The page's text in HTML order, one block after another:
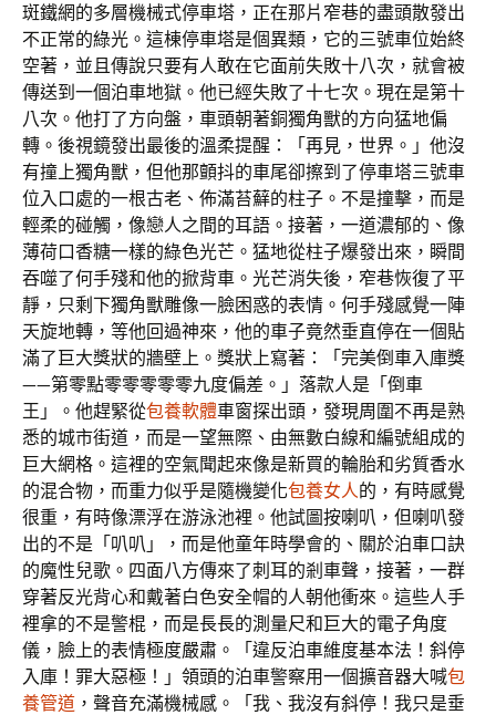
斑鐵網的多層機械式停車塔，正在那片窄巷的盡頭散發出
不正常的綠光。這棟停車塔是個異類，它的三號車位始終
空著，並且傳說只要有人敢在它面前失敗十八次，就會被
傳送到一個泊車地獄。他已經失敗了十七次。現在是第十
八次。他打了方向盤，車頭朝著銅獨角獸的方向猛地偏
轉。後視鏡發出最後的溫柔提醒：「再見，世界。」他沒
有撞上獨角獸，但他那顫抖的車尾卻擦到了停車塔三號車
位入口處的一根古老、佈滿苔蘚的柱子。不是撞擊，而是
輕柔的碰觸，像戀人之間的耳語。接著，一道濃郁的、像
薄荷口香糖一樣的綠色光芒。猛地從柱子爆發出來，瞬間
吞噬了何手殘和他的掀背車。光芒消失後，窄巷恢復了平
靜，只剩下獨角獸雕像一臉困惑的表情。何手殘感覺一陣
天旋地轉，等他回過神來，他的車子竟然垂直停在一個貼
滿了巨大獎狀的牆壁上。獎狀上寫著：「完美倒車入庫獎
——第零點零零零零零九度偏差。」落款人是「倒車
王」。他趕緊從包養軟體車窗探出頭，發現周圍不再是熟
悉的城市街道，而是一望無際、由無數白線和編號組成的
巨大網格。這裡的空氣聞起來像是新買的輪胎和劣質香水
的混合物，而重力似乎是隨機變化包養女人的，有時感覺
很重，有時像漂浮在游泳池裡。他試圖按喇叭，但喇叭發
出的不是「叭叭」，而是他童年時學會的、關於泊車口訣
的魔性兒歌。四面八方傳來了刺耳的剎車聲，接著，一群
穿著反光背心和戴著白色安全帽的人朝他衝來。這些人手
裡拿的不是警棍，而是長長的測量尺和巨大的電子角度
儀，臉上的表情極度嚴肅。「違反泊車維度基本法！斜停
入庫！罪大惡極！」領頭的泊車警察用一個擴音器大喊包
養管道 ，聲音充滿機械感。「我、我沒有斜停！我只是垂